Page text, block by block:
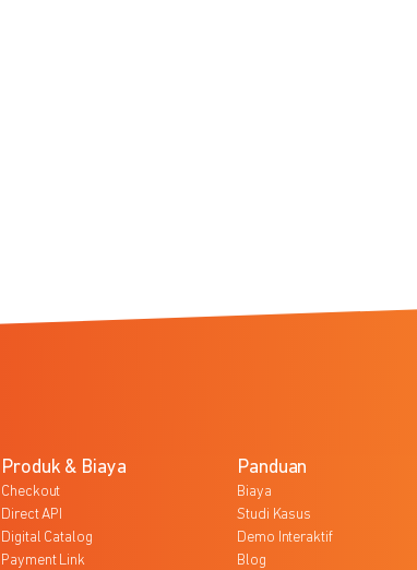
Produk & Biaya
Checkout
Direct API
Digital Catalog
Payment Link
Panduan
Biaya
Studi Kasus
Demo Interaktif
Blog